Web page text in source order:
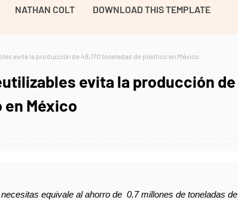
NATHAN COLT DOWNLOAD THIS TEMPLATE
evita la producción de 48,170 toneladas de plástico en México
evita la producción de
en México
equivale al ahorro de  0.7 millones de toneladas de